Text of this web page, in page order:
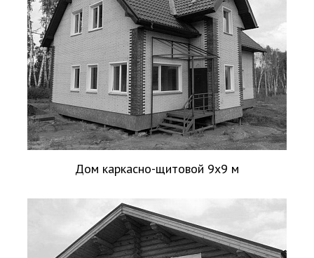
Дом каркасно-щитовой 9х9 м